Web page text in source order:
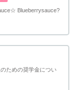
Blueberrysauce?
ための奨学金につい